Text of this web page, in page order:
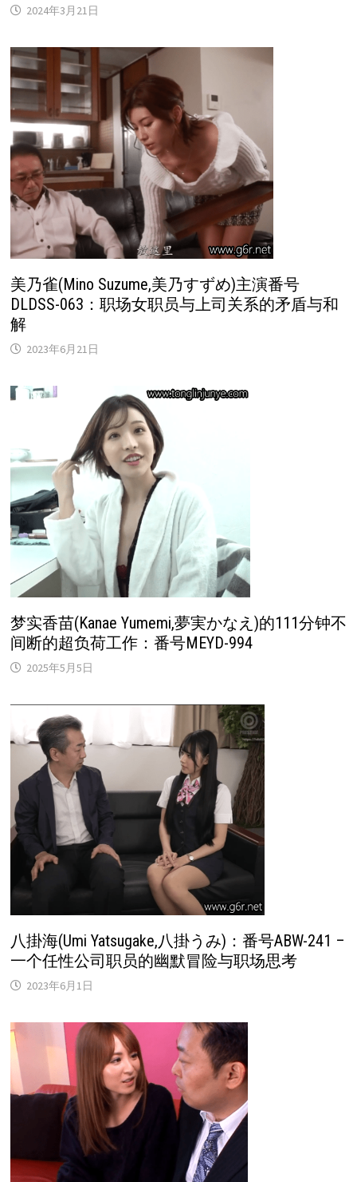
2024年3月21日
美乃雀(Mino Suzume,美乃すずめ)主演番号
DLDSS-063：职场女职员与上司关系的矛盾与和
解
2023年6月21日
梦实香苗(Kanae Yumemi,夢実かなえ)的111分钟不
间断的超负荷工作：番号MEYD-994
2025年5月5日
八掛海(Umi Yatsugake,八掛うみ)：番号ABW-241 –
一个任性公司职员的幽默冒险与职场思考
2023年6月1日